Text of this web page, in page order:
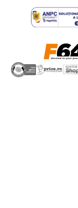
Caracteristici
Sistem de
Motor
Compatibil cu
Super multi-